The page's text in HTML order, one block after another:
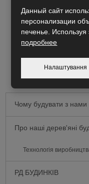
Чому будувати з нами
Про наші дерев'яні
Технологія
РД БУДИНКІВ
Данный сайт
персонализации
печенье. Используя
подробнее
Налаштування